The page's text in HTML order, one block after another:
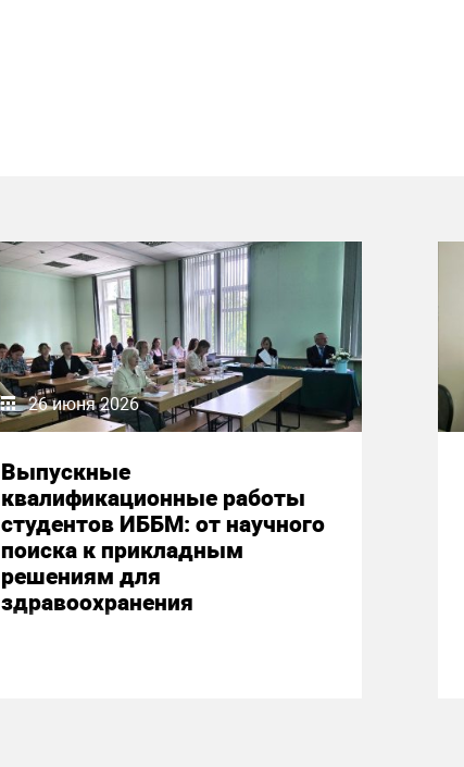
26 июня 2026
Выпускные
квалификационные работы
студентов ИББМ: от научного
поиска к прикладным
решениям для
здравоохранения